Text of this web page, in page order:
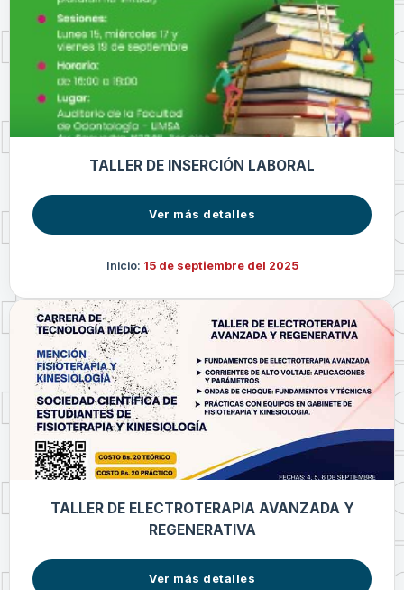
TALLER DE INSERCIÓN LABORAL
Ver más detalles
Inicio: 15 de septiembre del 2025
TALLER DE ELECTROTERAPIA AVANZADA Y
REGENERATIVA
Ver más detalles